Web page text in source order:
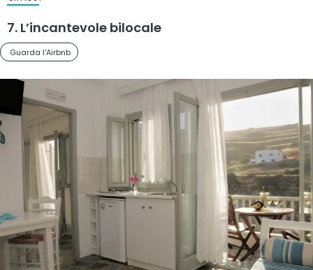
7. L’incantevole bilocale
Guarda l'Airbnb